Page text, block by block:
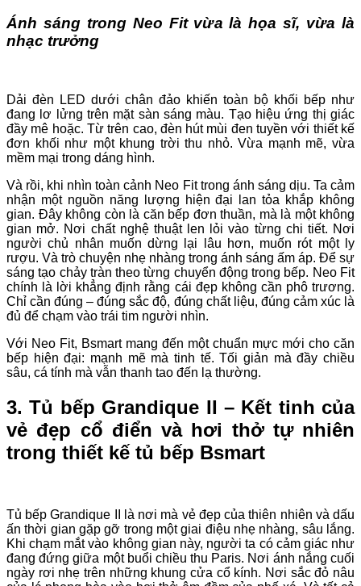
Ánh sáng trong Neo Fit vừa là họa sĩ, vừa là
nhạc trưởng
Dải đèn LED dưới chân đảo khiến toàn bộ khối bếp như
đang lơ lửng trên mặt sàn sáng màu. Tạo hiệu ứng thị giác
đầy mê hoặc. Từ trên cao, đèn hút mùi đen tuyền với thiết kế
đơn khối như một khung trời thu nhỏ. Vừa mạnh mẽ, vừa
mềm mại trong dáng hình.
Và rồi, khi nhìn toàn cảnh Neo Fit trong ánh sáng dịu. Ta cảm
nhận một nguồn năng lượng hiện đại lan tỏa khắp không
gian. Đây không còn là căn bếp đơn thuần, mà là một không
gian mở. Nơi chất nghệ thuật len lỏi vào từng chi tiết. Nơi
người chủ nhân muốn dừng lại lâu hơn, muốn rót một ly
rượu. Và trò chuyện nhẹ nhàng trong ánh sáng ấm áp. Để sự
sáng tạo chảy tràn theo từng chuyển động trong bếp. Neo Fit
chính là lời khẳng định rằng cái đẹp không cần phô trương.
Chỉ cần đúng – đúng sắc độ, đúng chất liệu, đúng cảm xúc là
đủ để chạm vào trái tim người nhìn.
Với Neo Fit, Bsmart mang đến một chuẩn mực mới cho căn
bếp hiện đại: mạnh mẽ mà tinh tế. Tối giản mà đầy chiều
sâu, cá tính mà vẫn thanh tao đến lạ thường.
3. Tủ bếp Grandique II – Kết tinh của
vẻ đẹp cổ điển và hơi thở tự nhiên
trong thiết kế tủ bếp Bsmart
Tủ bếp Grandique II là nơi mà vẻ đẹp của thiên nhiên và dấu
ấn thời gian gặp gỡ trong một giai điệu nhẹ nhàng, sâu lắng.
Khi chạm mắt vào không gian này, người ta có cảm giác như
đang đứng giữa một buổi chiều thu Paris. Nơi ánh nắng cuối
ngày rơi nhẹ trên những khung cửa cổ kính. Nơi sắc đỏ nâu